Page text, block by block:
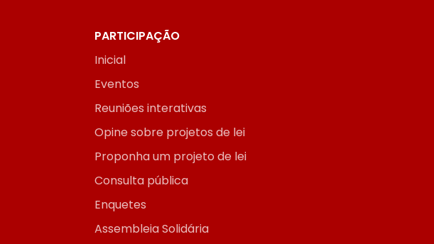
PARTICIPAÇÃO
Inicial
Eventos
Reuniões interativas
Opine sobre projetos de lei
Proponha um projeto de lei
Consulta pública
Enquetes
Assembleia Solidária